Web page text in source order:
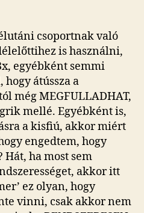
csoportnak való
is használni,
egyébként semmi
átússza a
még MEGFULLADHAT,
mellé. Egyébként is,
a kisfiú, akkor miért
engedtem, hogy
Hát, ha most sem
akkor itt
ez olyan, hogy
vinni, csak akkor nem